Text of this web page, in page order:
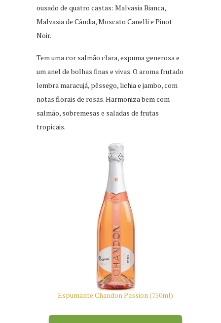
ousado de quatro castas: Malvasia Bianca,
Malvasia de Cândia, Moscato Canelli e Pinot
Noir.
Tem uma cor salmão clara, espuma generosa e
um anel de bolhas finas e vivas. O aroma frutado
lembra maracujá, pêssego, lichia e jambo, com
notas florais de rosas. Harmoniza bem com
salmão, sobremesas e saladas de frutas
tropicais.
Espumante Chandon Passion (750ml)